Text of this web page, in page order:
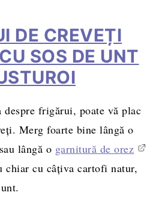
DE CREVEȚI
SOS DE UNT
despre frigărui, poate vă plac
Merg foarte bine lângă o
lângă o garnitură de orez
chiar cu câţiva cartofi natur,